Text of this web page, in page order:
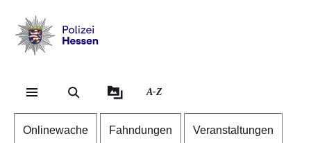
Hessen
A-Z
Onlinewache Fahndungen Veranstaltungen